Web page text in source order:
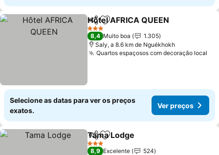
PartilharAdicionar aos favoritos
Hôtel AFRICA QUEEN
3 Estrelas
8,4 Muito boa
1.305
Saly, a 8.6 km de Nguékhokh
Quartos espaçosos com decoração local
Selecione as datas para ver os preços
exatos.
Ver preços
PartilharAdicionar aos favoritos
Tama Lodge
3 Estrelas
8,9 Excelente
524